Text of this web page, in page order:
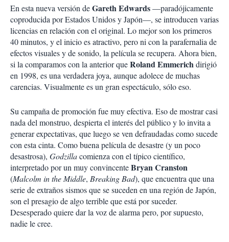
En esta nueva versión deGareth Edwards—paradójicamente
coproducida por Estados Unidos y Japón—, se introducen varias
licencias en relación con el original. Lo mejor son los primeros
40 minutos, y el inicio es atractivo, pero ni con la parafernalia de
efectos visuales y de sonido, la película se recupera. Ahora bien,
si la comparamos con la anterior queRoland Emmerichdirigió
en 1998, es una verdadera joya, aunque adolece de muchas
carencias. Visualmente es un gran espectáculo, sólo eso.
Su campaña de promoción fue muy efectiva. Eso de mostrar casi
nada del monstruo, despierta el interés del público y lo invita a
generar expectativas, que luego se ven defraudadas como sucede
con esta cinta. Como buena película de desastre (y un poco
desastrosa), Godzillacomienza con el típico científico,
interpretado por un muy convincenteBryan Cranston
(Malcolm in the Middle, Breaking Bad), que encuentra que una
serie de extraños sismos que se suceden en una región de Japón,
son el presagio de algo terrible que está por suceder.
Desesperado quiere dar la voz de alarma pero, por supuesto,
nadie le cree.